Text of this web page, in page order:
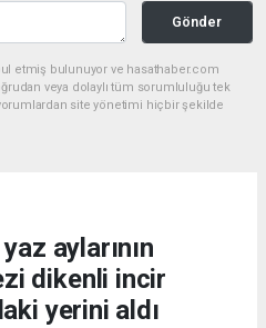
Gönder
etmiş bulunuyor ve hasathaber.com
veya dolaylı tüm sorumluluğu tek
site yönetimi hiçbir şekilde
aylarının
dikenli incir
yerini aldı